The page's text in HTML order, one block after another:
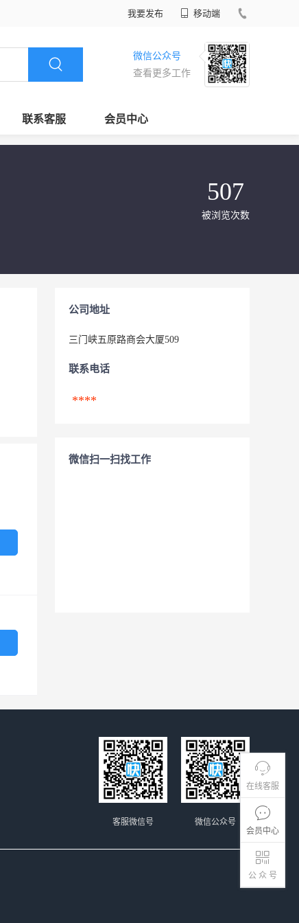
我要发布 移动端
微信公众号
查看更多工作
联系客服 会员中心
在线客服
会员中心
公 众 号
507
被浏览次数
公司地址
三门峡五原路商会大厦509
联系电话
****
微信扫一扫找工作
微信公众号
客服微信号